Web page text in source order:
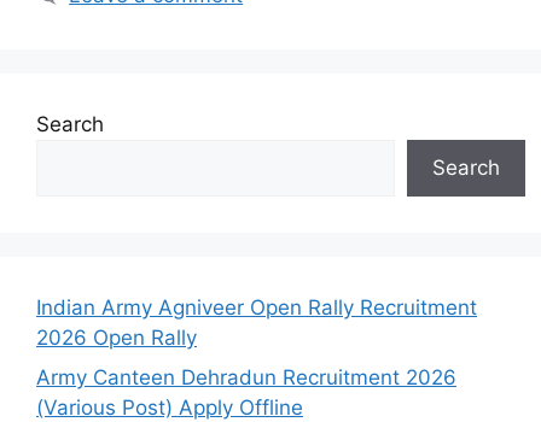
Search
Search
Indian Army Agniveer Open Rally Recruitment
2026 Open Rally
Army Canteen Dehradun Recruitment 2026
(Various Post) Apply Offline